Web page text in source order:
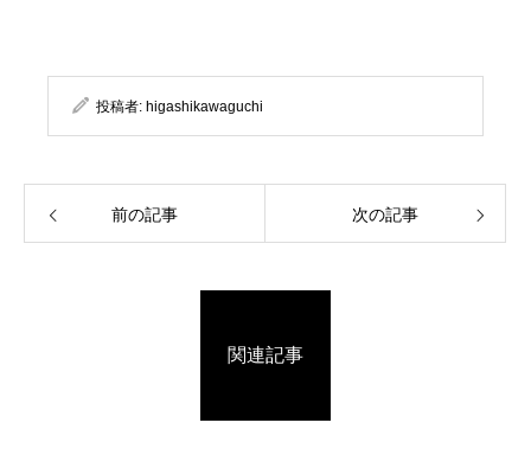
投稿者: higashikawaguchi
前の記事 次の記事
関連記事